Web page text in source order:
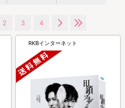
2 3 4
RKBインターネット